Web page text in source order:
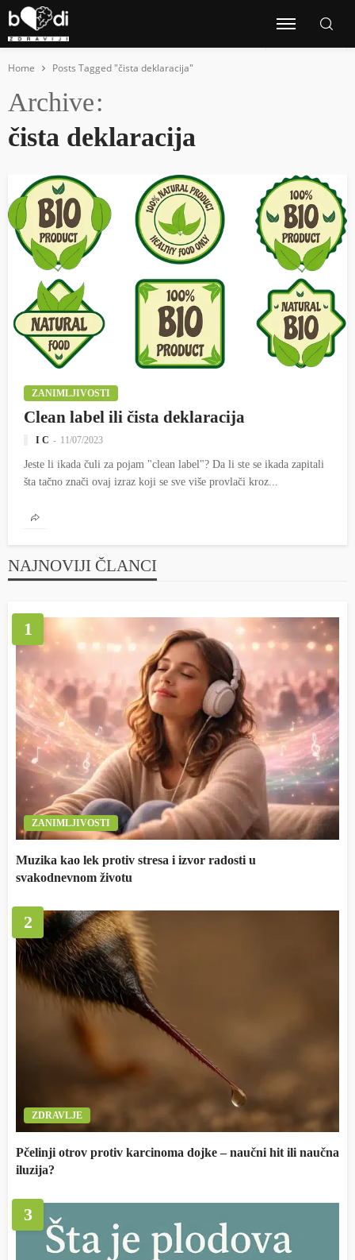
Home Posts Tagged "čista deklaracija"
Archive
čista deklaracija
ZANIMLJIVOSTI
Clean label ili čista deklaracija
I C 11/07/2023
Jeste li ikada čuli za pojam "clean label"? Da li ste se ikada zapitali
šta tačno znači ovaj izraz koji se sve više provlači kroz...
NAJNOVIJI ČLANCI
1
ZANIMLJIVOSTI
Muzika kao lek protiv stresa i izvor radosti u
svakodnevnom životu
2
ZDRAVLJE
Pčelinji otrov protiv karcinoma dojke – naučni hit ili naučna
iluzija?
3